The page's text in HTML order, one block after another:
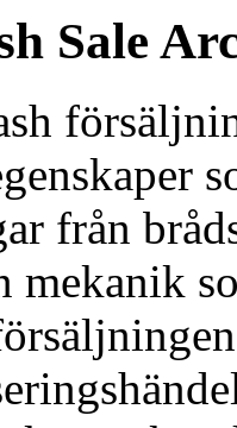
Sale
från
mekanik